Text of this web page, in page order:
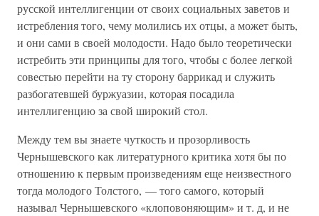
русской интеллигенции от своих социальных заветов и
истребления того, чему молились их отцы, а может быть,
и они сами в своей молодости. Надо было теоретически
истребить эти принципы для того, чтобы с более легкой
совестью перейти на ту сторону баррикад и служить
разбогатевшей буржуазии, которая посадила
интеллигенцию за свой широкий стол.
Между тем вы знаете чуткость и прозорливость
Чернышевского как литературного критика хотя бы по
отношению к первым произведениям еще неизвестного
тогда молодого Толстого, — того самого, который
называл Чернышевского «клоповоняющим» и т. д, и не